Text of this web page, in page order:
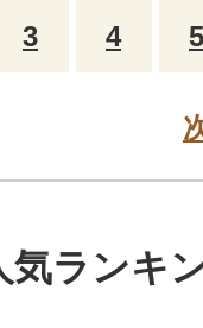
3 4 5
気ランキ